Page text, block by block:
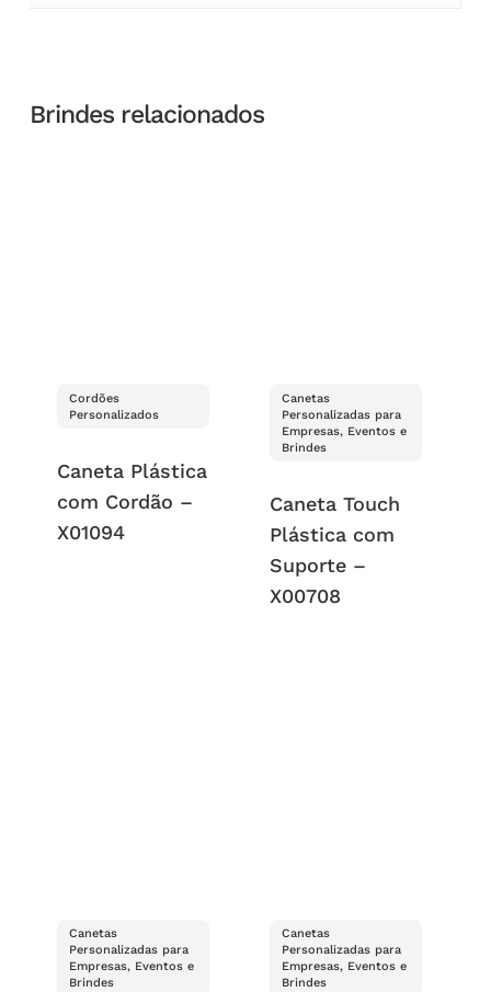
Brindes relacionados
Cordões
Personalizados
Caneta Plástica
com Cordão –
X01094
Canetas
Personalizadas para
Empresas, Eventos e
Brindes
Caneta Touch
Plástica com
Suporte –
X00708
Canetas
Personalizadas para
Empresas, Eventos e
Brindes
Canetas
Personalizadas para
Empresas, Eventos e
Brindes